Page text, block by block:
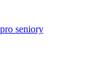
seniory